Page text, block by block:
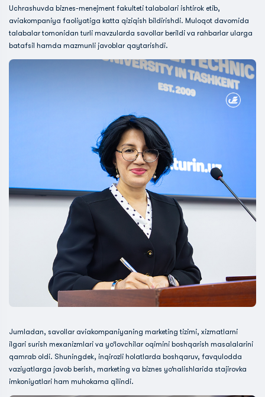
Uchrashuvda biznes-menejment fakulteti talabalari ishtirok etib,
aviakompaniya faoliyatiga katta qiziqish bildirishdi. Muloqot davomida
talabalar tomonidan turli mavzularda savollar berildi va rahbarlar ularga
batafsil hamda mazmunli javoblar qaytarishdi.
Jumladan, savollar aviakompaniyaning marketing tizimi, xizmatlarni
ilgari surish mexanizmlari va yo‘lovchilar oqimini boshqarish masalalarini
qamrab oldi. Shuningdek, inqirozli holatlarda boshqaruv, favqulodda
vaziyatlarga javob berish, marketing va biznes yo‘nalishlarida stajirovka
imkoniyatlari ham muhokama qilindi.